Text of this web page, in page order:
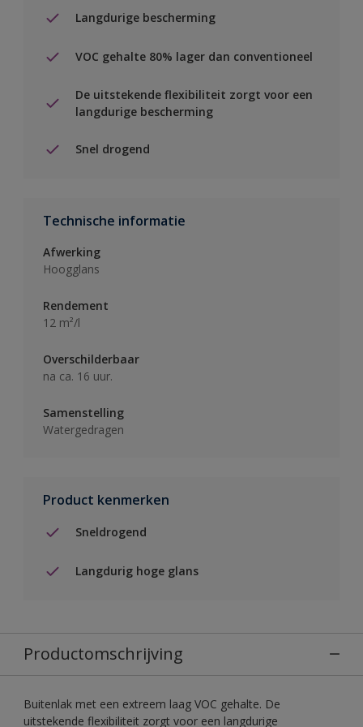
Langdurige bescherming
VOC gehalte 80% lager dan conventioneel
De uitstekende flexibiliteit zorgt voor een
langdurige bescherming
Snel drogend
Technische informatie
Afwerking
Hoogglans
Rendement
12 m²/l
Overschilderbaar
na ca. 16 uur.
Samenstelling
Watergedragen
Product kenmerken
Sneldrogend
Langdurig hoge glans
Productomschrijving
Buitenlak met een extreem laag VOC gehalte. De
uitstekende flexibiliteit zorgt voor een langdurige